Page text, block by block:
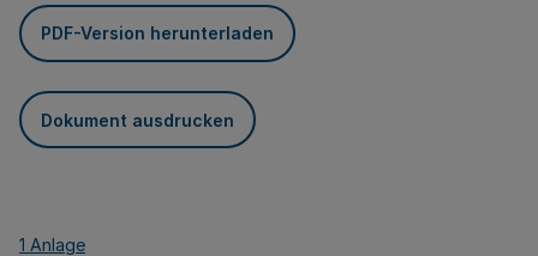
PDF-Version herunterladen
Dokument ausdrucken
1 Anlage